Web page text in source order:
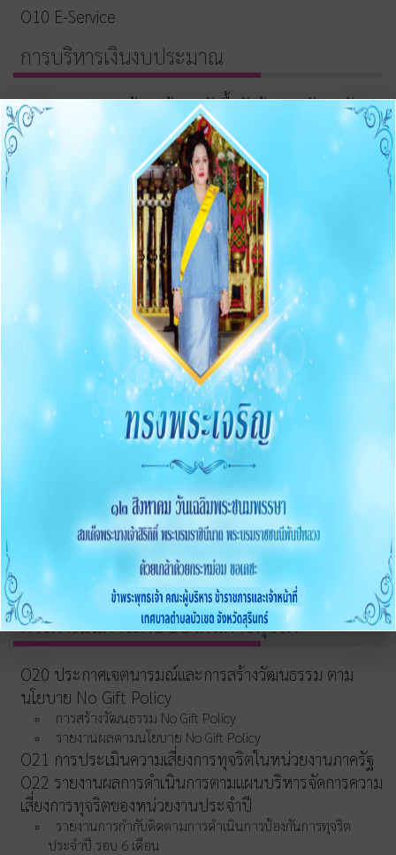
O10 E-Service
การบริหารเงินงบประมาณ
รายการและความก้าวหน้าการจัดซื้อจัดจ้างและจัดหาพัสดุ
ประกาศต่างๆ เกี่ยวกับการจัดซื้อจัดจ้าง/จัดหาพัสดุ
ความก้าวหน้าการจัดซื้อจัดจ้าง/จัดหาพัสดุ
O11 สรุปผลการจัดซื้อจัดจ้าง/จัดหาพัสดุรายเดือน
O12 รายงานสรุปผลการจัดซื้อจัดจ้าง/จัดหาพัสดุประจำปี
การบริหารและพัฒนาทรัพยากรบุคคล
O13 แผนบริหารและพัฒนาทรัพยากรบุคคล
การดำเนินการตามนโยบายบริหารทรัพยากรบุคคล
หลักเกณฑ์การบริหารและพัฒนาทรัพยากรบุคคล
O14 รายงานผลการบริหารและทรัพยากรบุคคลประจำปี
O15 ประมวลจริยธรรมและขับเคลื่อนจริยธรรม
การขับเคลื่อนจริยธรรม
การส่งเสริมความโปร่งใส
O16 แนวปฏิบัติการจัดการเรื่องร้องเรียนการทุจริตและ
ประพฤติมิชอบ
O17 ช่องทางแจ้งเรื่องร้องเรียนการทุจริต
O18 ข้อมูลสถิติเรื่องร้องเรียนการทุจริตประจำปี
O19 การเปิดโอกาสให้มีส่วนร่วม
การดำเนินการเพื่อป้องกันการทุจริต
O20 ประกาศเจตนารมณ์และการสร้างวัฒนธรรม ตาม
นโยบาย No Gift Policy
การสร้างวัฒนธรรม No Gift Policy
รายงานผลตามนโยบาย No Gift Policy
O21 การประเมินความเสี่ยงการทุจริตในหน่วยงานภาครัฐ
O22 รายงานผลการดำเนินการตามแผนบริหารจัดการความ
เสี่ยงการทุจริตของหน่วยงานประจำปี
รายงานการกำกับติดตามการดำเนินการป้องกันการทุจริต
ประจำปี รอบ 6 เดือน